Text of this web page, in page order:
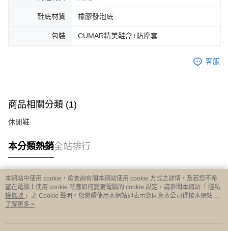
鞋底材質 橡膠發泡底
包裝 CUMAR精美鞋盒+防塵套
客服
商品相關分類 (1)
休閒鞋
本分類熱銷全站排行
熱門標籤
本網站中使用 cookie，欲查詢有關本網站使用 cookie 方式之詳情，及若您不希
望在電腦上使用 cookie 時應如何變更電腦的 cookie 設定，請參閱本網站「 隱私
權條款 」之 Cookie 聲明。您繼續使用本網站即表示您同意本公司得按本網站使
用條款之 Cookie 聲明使用 cookie。
了解更多 >